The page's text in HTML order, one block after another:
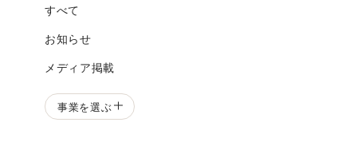
すべて
お知らせ
メディア掲載
事業を選ぶ